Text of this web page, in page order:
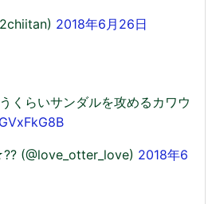
2018年6月26日
くらいサンダルを攻めるカワウ
(@love_otter_love) 2018年6